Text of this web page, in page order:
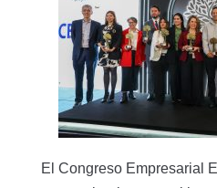
El Congreso Empresarial